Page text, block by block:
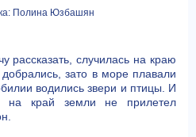
Полина Юзбашян
рассказать, случилась на краю
зато в море плавали
водились звери и птицы. И
на край земли не прилетел